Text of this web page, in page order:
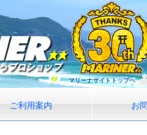
マリーナサイトトップへ
ご利用案内 お